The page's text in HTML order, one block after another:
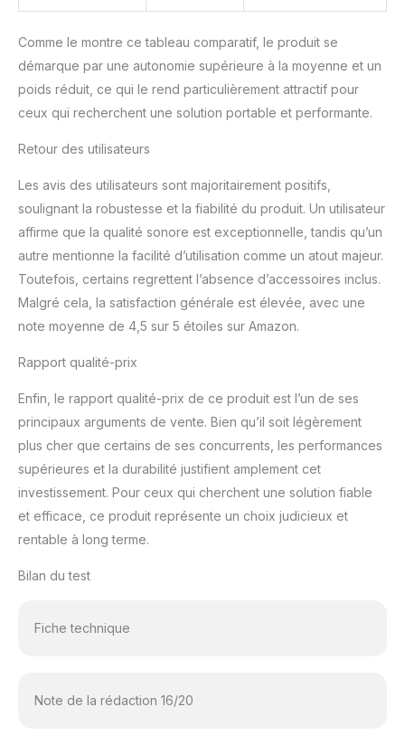
Comme le montre ce tableau comparatif, le produit se
démarque par une autonomie supérieure à la moyenne et un
poids réduit, ce qui le rend particulièrement attractif pour
ceux qui recherchent une solution portable et performante.
Retour des utilisateurs
Les avis des utilisateurs sont majoritairement positifs,
soulignant la robustesse et la fiabilité du produit. Un utilisateur
affirme que la qualité sonore est exceptionnelle, tandis qu’un
autre mentionne la facilité d’utilisation comme un atout majeur.
Toutefois, certains regrettent l’absence d’accessoires inclus.
Malgré cela, la satisfaction générale est élevée, avec une
note moyenne de 4,5 sur 5 étoiles sur Amazon.
Rapport qualité-prix
Enfin, le rapport qualité-prix de ce produit est l’un de ses
principaux arguments de vente. Bien qu’il soit légèrement
plus cher que certains de ses concurrents, les performances
supérieures et la durabilité justifient amplement cet
investissement. Pour ceux qui cherchent une solution fiable
et efficace, ce produit représente un choix judicieux et
rentable à long terme.
Bilan du test
Fiche technique
Note de la rédaction 16/20